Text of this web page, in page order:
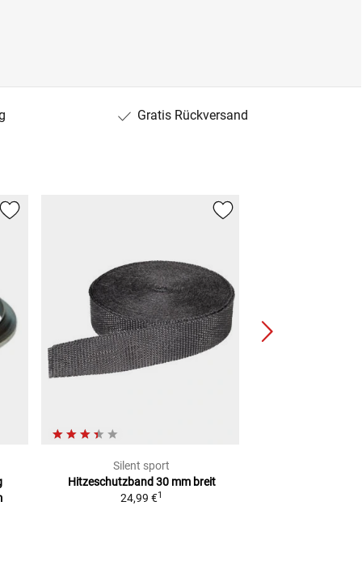
Gratis Rückversand
Silent sport
Hitzeschutzband 30 mm breit
24,99 €1